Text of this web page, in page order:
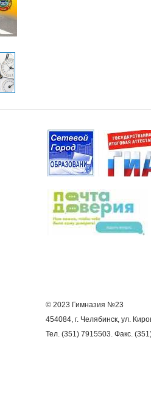
© 2023 Гимназия №23
454084, г. Челябинск, ул.
Тел. (351) 7915503. Факс.